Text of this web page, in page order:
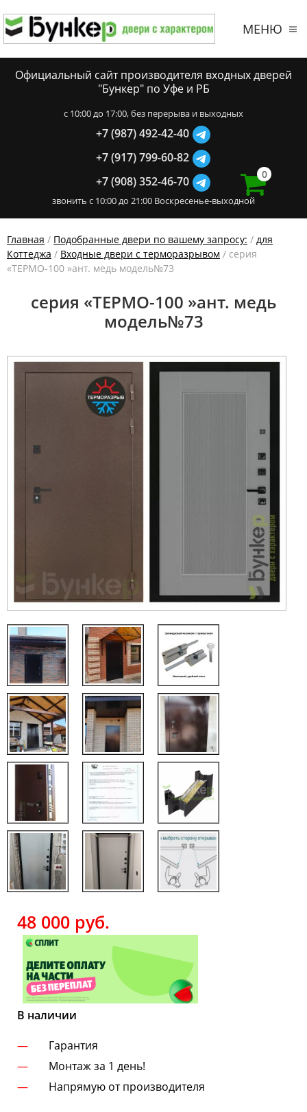
МЕНЮ
Официальный сайт производителя входных дверей
"Бункер" по Уфе и РБ
c 10:00 до 17:00, без перерыва и выходных
+7 (987) 492-42-40
+7 (917) 799-60-82
+7 (908) 352-46-70
звонить с 10:00 до 21:00 Воскресенье-выходной
0
Главная / Подобранные двери по вашему запросу: / для
Коттеджа / Входные двери с терморазрывом / серия
«ТЕРМО-100 »ант. медь модель№73
серия «ТЕРМО-100 »ант. медь
модель№73
48 000 руб.
В наличии
Гарантия
Монтаж за 1 день!
Напрямую от производителя